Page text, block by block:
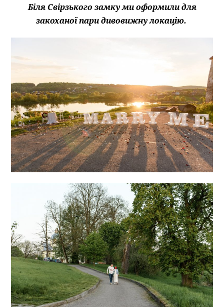
Біля Свірзького замку ми оформили для
закоханої пари дивовижну локацію.